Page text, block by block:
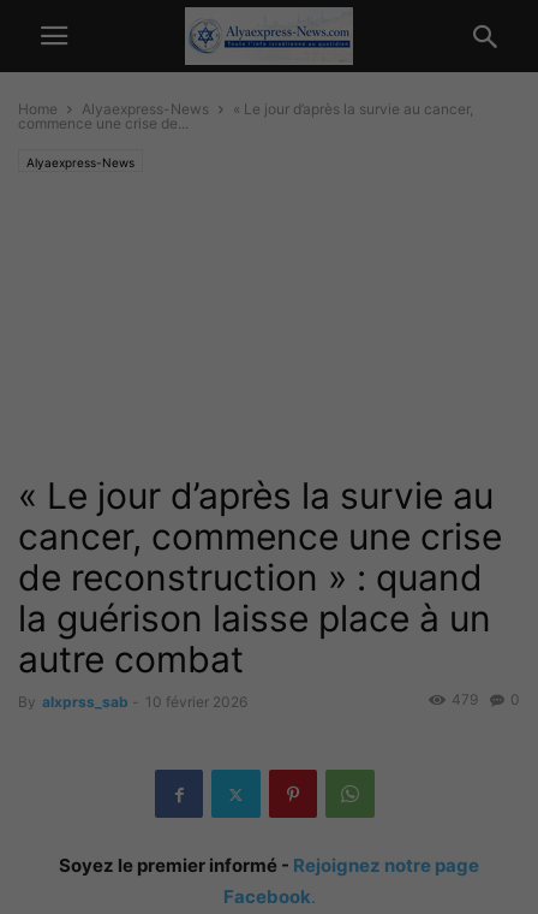
Home Alyaexpress-News
« Le jour d’après la survie au cancer,
commence une crise de...
Alyaexpress-News
« Le jour d’après la survie au
cancer, commence une crise
de reconstruction » : quand
la guérison laisse place à un
autre combat
By alxprss_sab - 10 février 2026 0
479
Soyez le premier informé - Rejoignez notre page
Facebook.